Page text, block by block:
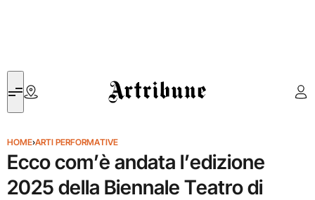
Artribune
HOME›ARTI PERFORMATIVE
Ecco com’è andata l’edizione
2025 della Biennale Teatro di